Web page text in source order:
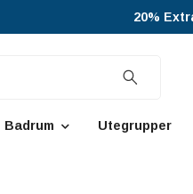
20%
Badrum Utegrupper